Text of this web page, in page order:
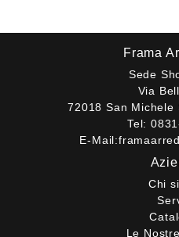
Frama
Sede
Via
72018 San Michele
Tel:
E-Mail:
Chi
Le